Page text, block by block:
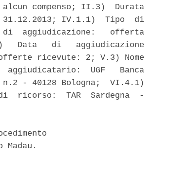
compenso; II.3)  Durata
IV.1.1)  Tipo  di
aggiudicazione:   offerta
Data   di   aggiudicazione
ricevute: 2; V.3) Nome
UGF   Banca
- 40128 Bologna;  VI.4.1)
ricorso:  TAR  Sardegna  -
Madau.